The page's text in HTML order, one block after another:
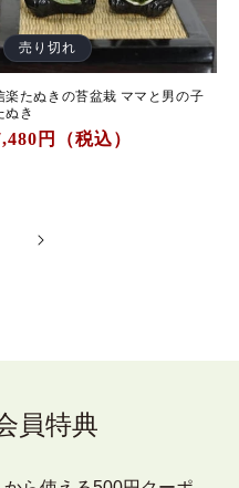
売り切れ
楽たぬきの苔盆栽 ママと男の子
ぬき
円（税込）
員特典